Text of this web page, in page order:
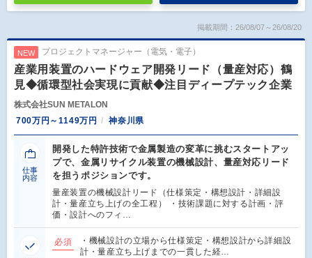
掲載期間：26/08/07～26/08/20
NEW プロジェクトマネージャー（電気・電子）
産業用装置のハードウェア開発リード（量産対応）鶴
見◆循環型社会実現に貢献◆注目ディープテック企業
株式会社SUN METALON
700万円～1149万円
神奈川県
仕事
内容
開発した特許技術で金属製造の変革に挑むスタートアッ
プで、金属リサイクル装置の機械設計、量産対応リード
を担うポジションです。
量産装置の機械設計リード（仕様策定・構想設計・詳細設
計・量産立ち上げの全工程） ・技術課題に対する計画・評
価・設計へのフィ…
必須
・機械設計の立場から仕様策定・構想設計から詳細設
計・量産立ち上げまでの一貫した経…